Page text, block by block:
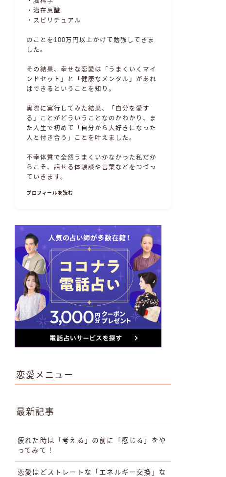
・潜在意識
・スピリチュアル
のことを100万円以上かけて勉強してきま
した。
その結果、幸せな恋愛は「うまくいくマイ
ンドセット」と「健康なメンタル」があれ
ばできるということを知り。
実際に実行してみた結果、「自分を愛す
る」ことがどういうことなのかわかり、ま
た人生で初めて「自分から大好きになった
人と付き合う」ことを叶えました。
不幸体質で全然うまくいかなかった私だか
らこそ、話せる体験談や言葉などをつづっ
ていきます。
プロフィールを読む
恋愛メニュー
最新記事
疲れた時は「考える」の前に「感じる」をや
ってみて！
恋愛はどストレートな「エネルギー交換」な